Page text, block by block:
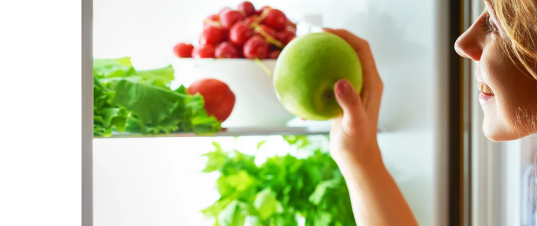
17 de octubre de 2024, 17:03
Desde que somos pequeños, nos han dicho que hay que comer
durante el día y, al menos,de tres a cinco piezas.